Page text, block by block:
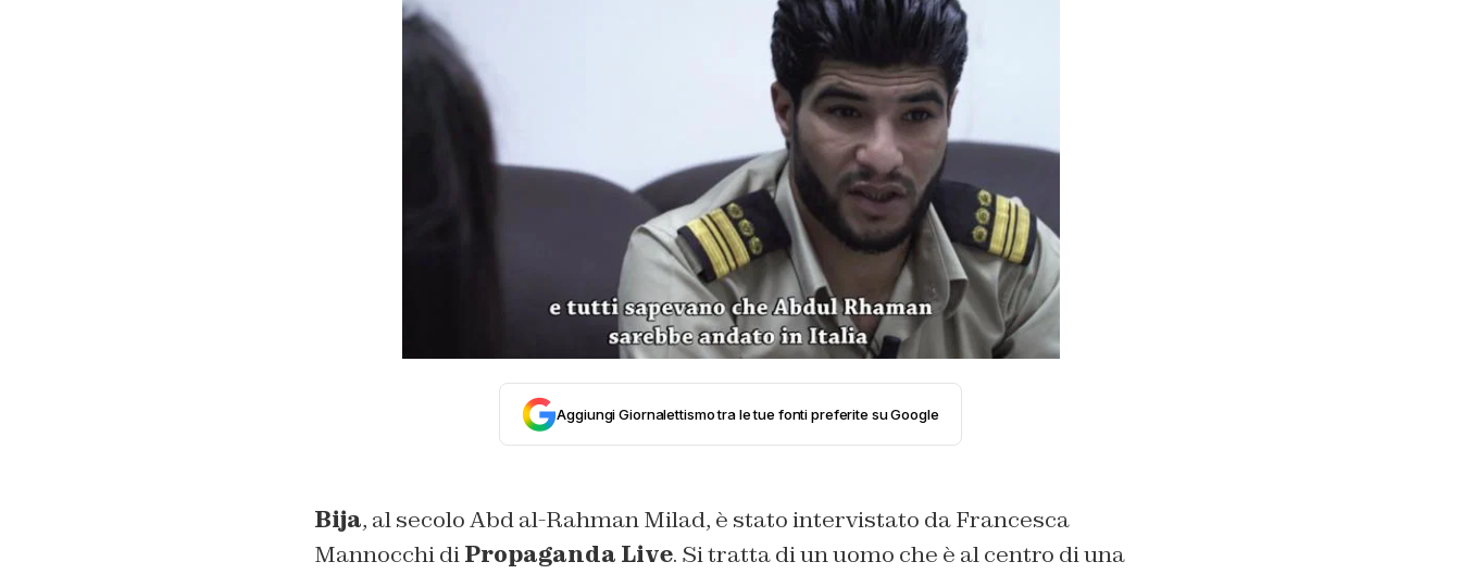
Aggiungi Giornalettismo tra le tue fonti preferite su Google
Bija, al secolo Abd al-Rahman Milad, è stato intervistato da Francesca
Mannocchi diPropaganda Live. Si tratta di un uomo che è al centro di una